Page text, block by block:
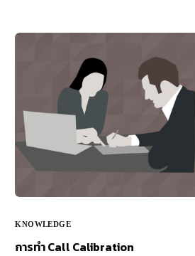
KNOWLEDGE
การทำ Call Calibration